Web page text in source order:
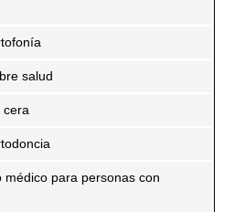
salud
cera
médico para personas con